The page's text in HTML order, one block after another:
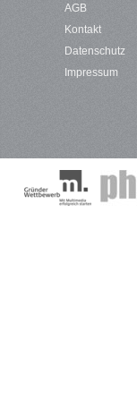
AGB
Kontakt
Datenschutz
Impressum